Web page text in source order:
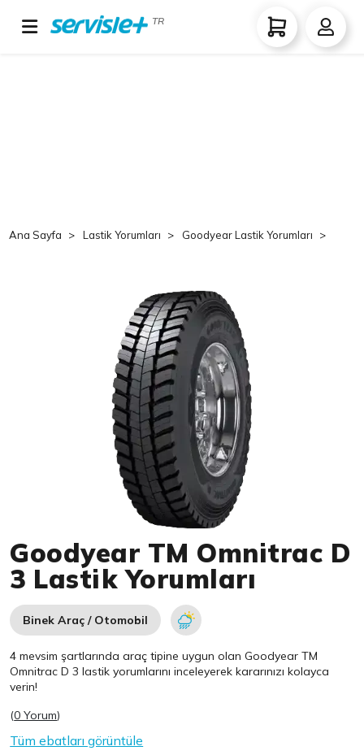
TR
Ana Sayfa Lastik Yorumları Goodyear Lastik Yorumları
Goodyear TM Omnitrac D
3 Lastik Yorumları
Binek Araç / Otomobil
4 mevsim şartlarında araç tipine uygun olanGoodyear TM
Omnitrac D 3 lastik yorumlarını inceleyerek kararınızı kolayca
verin!
(0 Yorum)
Tüm ebatları görüntüle